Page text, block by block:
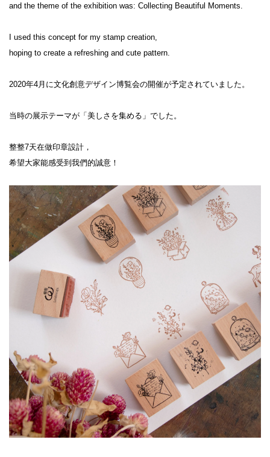
and the theme of the exhibition was: Collecting Beautiful Moments.
I used this concept for my stamp creation,
hoping to create a refreshing and cute pattern.
2020年4月に文化創意デザイン博覧会の開催が予定されていました。
当時の展示テーマが「美しさを集める」でした。
整整7天在做印章設計，
希望大家能感受到我們的誠意！